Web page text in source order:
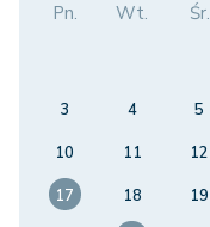
Pn. Wt. Śr.
3
4 5
10
11 12
17
18 19